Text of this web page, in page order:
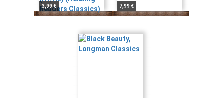
3,99 € 7,99 €